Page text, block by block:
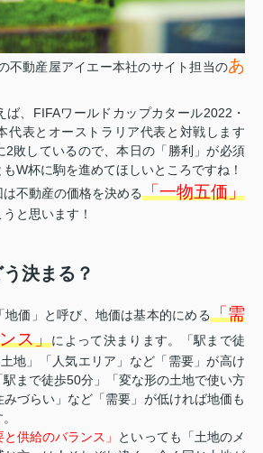
不動産屋アイエー本社のサイト担当のあ
ば、FIFAワールドカップカタール2022・
代表とオーストラリア代表と対戦します
2敗しているので、本日の「勝利」が必須
W杯に駒を進めてほしいところですね！
不動産の価格を決める「一物五価」
と思います！
決まる？
地価」と呼び、地価は基本的にめる「需
ス」によって決まります。「駅まで徒
地」「人気エリア」など「需要」が高け
まで徒歩50分」「変な形の土地で使い方
づらい」など「需要」が低ければ地価も
と供給のバランス」
といっても「土地のメ